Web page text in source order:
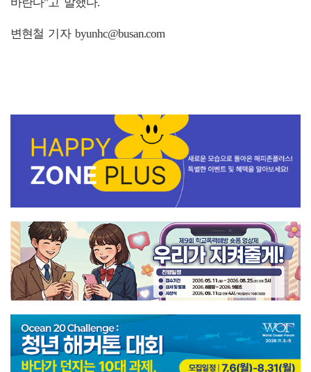
바란다"고 말했다.
변현철 기자 byunhc@busan.com